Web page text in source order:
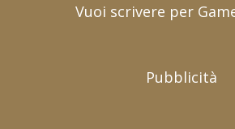
Vuoi scrivere per
Pubblicità